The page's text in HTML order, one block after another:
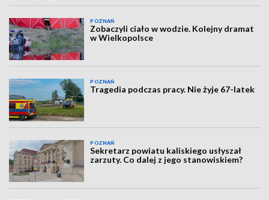
POZNAŃ
Zobaczyli ciało w wodzie. Kolejny dramat
w Wielkopolsce
POZNAŃ
Tragedia podczas pracy. Nie żyje 67-latek
POZNAŃ
Sekretarz powiatu kaliskiego usłyszał
zarzuty. Co dalej z jego stanowiskiem?